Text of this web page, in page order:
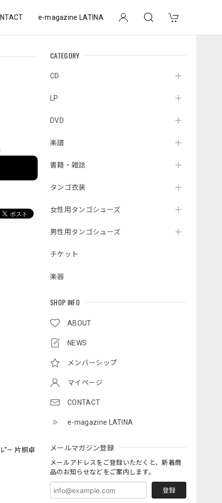
e-magazine LATINA
CATEGORY
CD
LP
DVD
楽譜
書籍・雑誌
タンゴ衣装
女性用タンゴシューズ
男性用タンゴシューズ
チケット
楽器
SHOP INFO
ABOUT
NEWS
メンバーシップ
マイページ
CONTACT
e-magazine LATINA
メールマガジン登録
メールアドレスをご登録いただくと、新着商
品のお知らせなどをご案内します。
登録
”— 片桐卓